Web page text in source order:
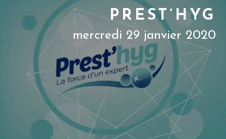
PREST’HYG
mercredi 29 janvier 2020